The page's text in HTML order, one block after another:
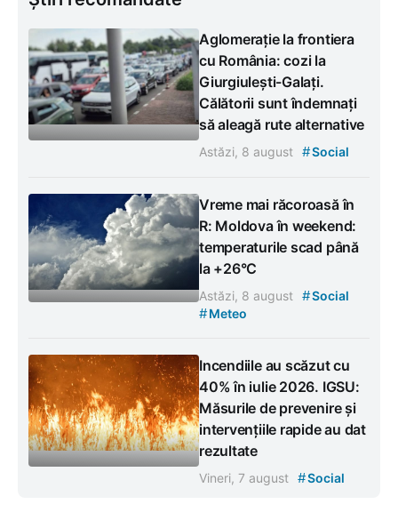
Aglomerație la frontiera
cu România: cozi la
Giurgiulești-Galați.
Călătorii sunt îndemnați
să aleagă rute alternative
Astăzi, 8 august #Social
Vreme mai răcoroasă în
R: Moldova în weekend:
temperaturile scad până
la +26°C
Astăzi, 8 august #Social
#Meteo
Incendiile au scăzut cu
40% în iulie 2026. IGSU:
Măsurile de prevenire și
intervențiile rapide au dat
rezultate
Vineri, 7 august #Social